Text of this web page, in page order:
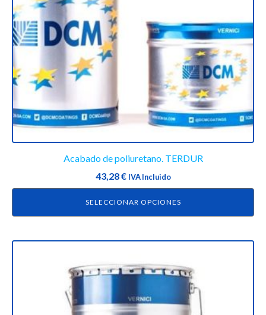
Acabado de poliuretano. TERDUR
43,28€ IVA Incluido
SELECCIONAR OPCIONES
se
pueden
elegir
la
página
producto